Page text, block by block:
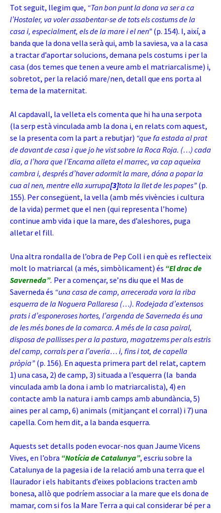
Tot seguit, llegim que, “Tan bon punt la dona va ser a ca
l’Hostaler, va voler assabentar-se de tots els costums de la
casa i, especialment, els de la mare i el nen” (p. 154). I, així, a
banda que la dona vella serà qui, amb la saviesa, va a la casa
a tractar d’aportar solucions, demana pels costums i per la
casa (dos temes que tenen a veure amb el matriarcalisme) i,
sobretot, per la relació mare/nen, detall que ens porta al
tema de la maternitat.
Al capdavall, la velleta els comenta que hi ha una serpota
(la serp està vinculada amb la dona i, en relats com aquest,
se la presenta com la part a rebutjar) “que fa estada al prat
de davant de casa i que jo he vist sobre la Roca Roja. (…) cada
dia, a l’hora que l’Encarna alleta el marrec, va cap aqueixa
cambra i, després d’haver adormit la mare, dóna a popar la
cua al nen, mentre ella xurrupa[3]tota la llet de les popes” (p.
155). Per consegüent, la vella (amb més vivències i cultura
de la vida) permet que el nen (qui representa l’home)
continue amb vida i que la mare, des d’aleshores, puga
alletar el fill.
Una altra rondalla de l’obra de Pep Coll i en què es reflecteix
molt lo matriarcal (a més, simbòlicament) és “El drac de
Saverneda”. Per a començar, se’ns diu que el Mas de
Saverneda és “una casa de camp, arrecerada vora la riba
esquerra de la Noguera Pallaresa (…). Rodejada d’extensos
prats i d’esponeroses hortes, l’argenda de Saverneda és una
de les més bones de la comarca. A més de la casa pairal,
disposa de pallisses per a la pastura, magatzems per als estris
del camp, corrals per a l’averia… i, fins i tot, de capella
pròpia” (p. 156). En aquesta primera part del relat, captem
1) una casa, 2) de camp, 3) situada a l’esquerra (la banda
vinculada amb la dona i amb lo matriarcalista), 4) en
contacte amb la natura i amb camps amb abundància, 5)
aïnes per al camp, 6) animals (mitjançant el corral) i 7) una
capella. Com hem dit, a la banda esquerra.
Aquests set detalls poden evocar-nos quan Jaume Vicens
Vives, en l’obra “Notícia de Catalunya”, escriu sobre la
Catalunya de la pagesia i de la relació amb una terra que el
llaurador i els habitants d’eixes poblacions tracten amb
bonesa, allò que podríem associar a la mare que els dona de
mamar, com si fos la Mare Terra a qui cal considerar bé per a